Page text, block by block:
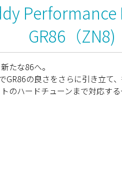
GR86（ZN8)
たな86へ。
GR86の良さをさらに引き立て
のハードチューンまで対応する